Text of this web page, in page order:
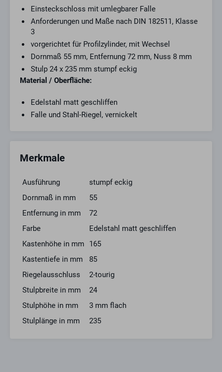
Einsteckschloss mit umlegbarer Falle
Anforderungen und Maße nach DIN 182511, Klasse
3
vorgerichtet für Profilzylinder, mit Wechsel
Dornmaß 55 mm, Entfernung 72 mm, Nuss 8 mm
Stulp 24 x 235 mm stumpf eckig
Material / Oberfläche:
Edelstahl matt geschliffen
Falle und Stahl-Riegel, vernickelt
Merkmale
Ausführung
stumpf eckig
Dornmaß in mm
55
Entfernung in mm
72
Farbe
Edelstahl matt geschliffen
Kastenhöhe in mm
165
Kastentiefe in mm
85
Riegelausschluss
2-tourig
Stulpbreite in mm
24
Stulphöhe in mm
3 mm flach
Stulplänge in mm
235